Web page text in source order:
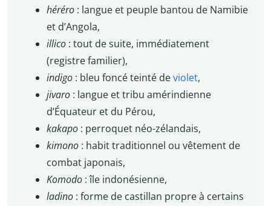
héréro : langue et peuple bantou de Namibie
et d’Angola,
illico : tout de suite, immédiatement
(registre familier),
indigo : bleu foncé teinté deviolet,
jivaro : langue et tribu amérindienne
d’Équateur et du Pérou,
kakapo : perroquet néo-zélandais,
kimono : habit traditionnel ou vêtement de
combat japonais,
Komodo : île indonésienne,
ladino : forme de castillan propre à certains